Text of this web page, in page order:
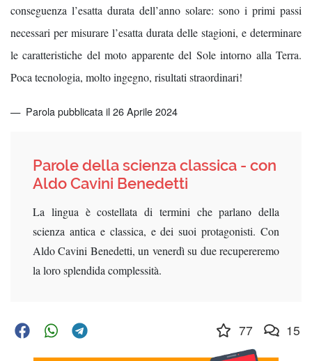
conseguenza l’esatta durata dell’anno solare: sono i primi passi
necessari per misurare l’esatta durata delle stagioni, e determinare
le caratteristiche del moto apparente del Sole intorno alla Terra.
Poca tecnologia, molto ingegno, risultati straordinari!
Parola pubblicata il 26 Aprile 2024
Parole della scienza classica - con
Aldo Cavini Benedetti
La lingua è costellata di termini che parlano della
scienza antica e classica, e dei suoi protagonisti. Con
Aldo Cavini Benedetti, un venerdì su due recupereremo
la loro splendida complessità.
77 15